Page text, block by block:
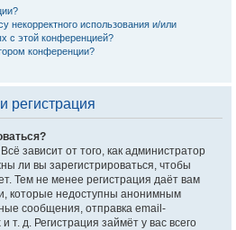
некорректного использования и/или
с этой конференцией?
конференции?
регистрация
зависит от того, как администратор
ли вы зарегистрироваться, чтобы
Тем не менее регистрация даёт вам
которые недоступны анонимным
сообщения, отправка email-
т. д. Регистрация займёт у вас всего